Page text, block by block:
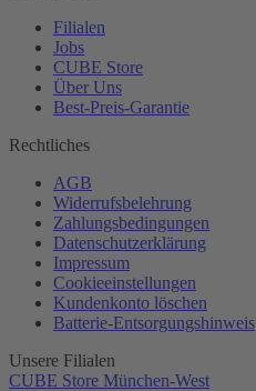
Filialen
Jobs
CUBE Store
Über Uns
Best-Preis-Garantie
Rechtliches
AGB
Widerrufsbelehrung
Zahlungsbedingungen
Datenschutzerklärung
Impressum
Cookieeinstellungen
Kundenkonto löschen
Batterie-Entsorgungshinweis
Unsere Filialen
CUBE Store München-West